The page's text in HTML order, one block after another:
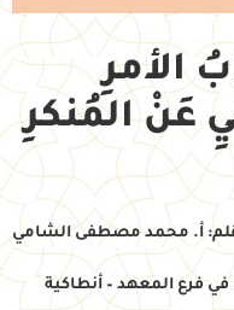
الأمرِ
عَنْ المُنكرِ
أ. محمد مصطفى الشامي
في فرع المعهد – أنطاكية